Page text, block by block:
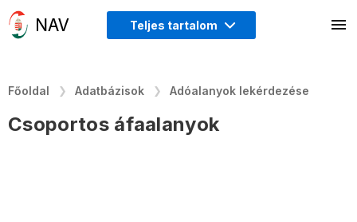
Teljes tartalom
Főoldal Adatbázisok Adóalanyok lekérdezése
Csoportos áfaalanyok